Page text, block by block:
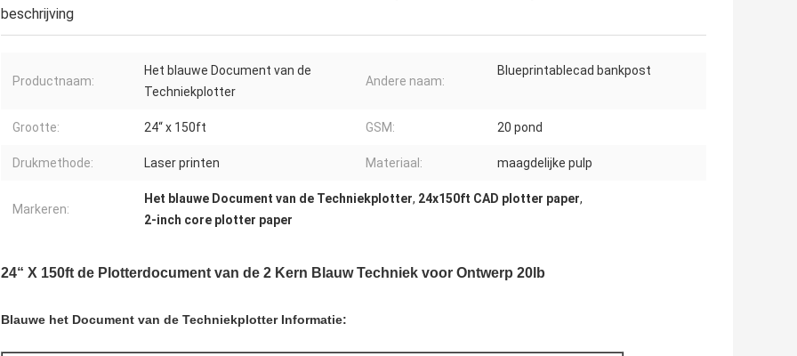
beschrijving
Productnaam:
Het blauwe Document van de
Techniekplotter
Andere naam:
Blueprintablecad bankpost
Grootte: 24“ x 150ft GSM: 20 pond
Drukmethode: Laser printen Materiaal: maagdelijke pulp
Markeren:
Het blauwe Document van de Techniekplotter, 24x150ft CAD plotter paper,
2-inch core plotter paper
24“ X 150ft de Plotterdocument van de 2 Kern Blauw Techniek voor Ontwerp 20lb
Blauwe het Document van de Techniekplotter Informatie: